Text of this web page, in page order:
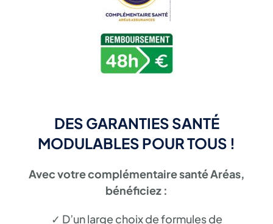
DES GARANTIES SANTÉ
MODULABLES POUR TOUS !
Avec votre complémentaire santé Aréas,
bénéficiez :
✓ D’un large choix de formules de